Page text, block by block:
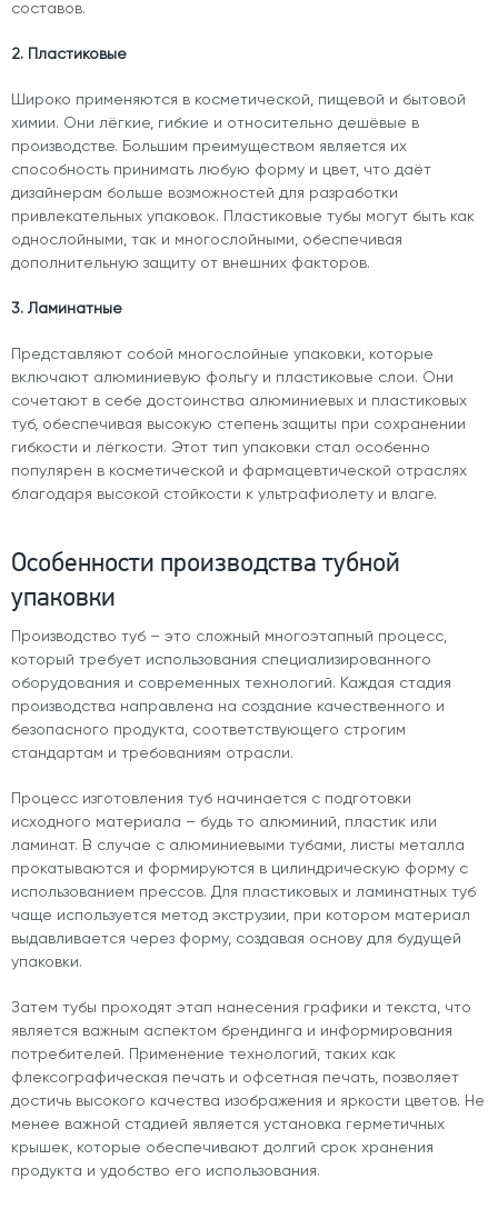
составов.
2. Пластиковые
Широко применяются в косметической, пищевой и бытовой
химии. Они лёгкие, гибкие и относительно дешёвые в
производстве. Большим преимуществом является их
способность принимать любую форму и цвет, что даёт
дизайнерам больше возможностей для разработки
привлекательных упаковок. Пластиковые тубы могут быть как
однослойными, так и многослойными, обеспечивая
дополнительную защиту от внешних факторов.
3. Ламинатные
Представляют собой многослойные упаковки, которые
включают алюминиевую фольгу и пластиковые слои. Они
сочетают в себе достоинства алюминиевых и пластиковых
туб, обеспечивая высокую степень защиты при сохранении
гибкости и лёгкости. Этот тип упаковки стал особенно
популярен в косметической и фармацевтической отраслях
благодаря высокой стойкости к ультрафиолету и влаге.
Особенности производства тубной
упаковки
Производство туб – это сложный многоэтапный процесс,
который требует использования специализированного
оборудования и современных технологий. Каждая стадия
производства направлена на создание качественного и
безопасного продукта, соответствующего строгим
стандартам и требованиям отрасли.
Процесс изготовления туб начинается с подготовки
исходного материала – будь то алюминий, пластик или
ламинат. В случае с алюминиевыми тубами, листы металла
прокатываются и формируются в цилиндрическую форму с
использованием прессов. Для пластиковых и ламинатных туб
чаще используется метод экструзии, при котором материал
выдавливается через форму, создавая основу для будущей
упаковки.
Затем тубы проходят этап нанесения графики и текста, что
является важным аспектом брендинга и информирования
потребителей. Применение технологий, таких как
флексографическая печать и офсетная печать, позволяет
достичь высокого качества изображения и яркости цветов. Не
менее важной стадией является установка герметичных
крышек, которые обеспечивают долгий срок хранения
продукта и удобство его использования.